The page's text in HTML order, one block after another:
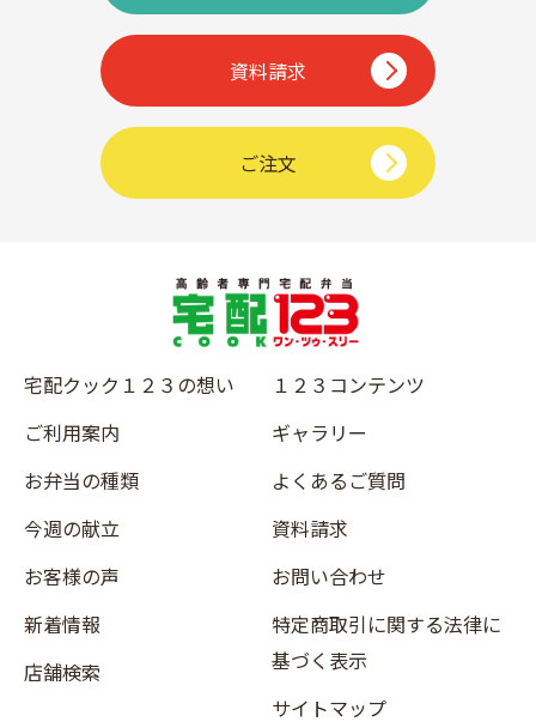
資料請求
ご注文
宅配クック１２３の想い
ご利用案内
お弁当の種類
今週の献立
お客様の声
新着情報
店舗検索
１２３コンテンツ
ギャラリー
よくあるご質問
資料請求
お問い合わせ
特定商取引に関する法律に
基づく表示
サイトマップ